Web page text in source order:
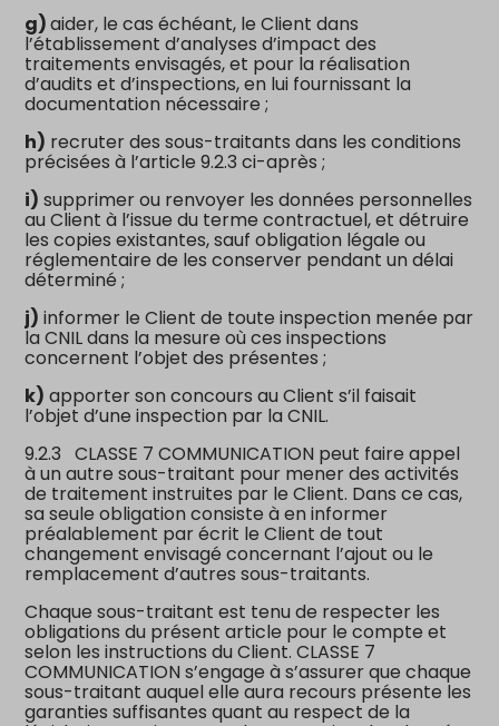
g)aider, le cas échéant, le Client dans
l’établissement d’analyses d’impact des
traitements envisagés, et pour la réalisation
d’audits et d’inspections, en lui fournissant la
documentation nécessaire ;
h) recruter des sous-traitants dans les conditions
précisées à l’article 9.2.3 ci-après ;
i) supprimer ou renvoyer les données personnelles
au Client à l’issue du terme contractuel, et détruire
les copies existantes, sauf obligation légale ou
réglementaire de les conserver pendant un délai
déterminé ;
j) informer le Client de toute inspection menée par
la CNIL dans la mesure où ces inspections
concernent l’objet des présentes ;
k) apporter son concours au Client s’il faisait
l’objet d’une inspection par la CNIL.
9.2.3 CLASSE 7 COMMUNICATION peut faire appel
à un autre sous-traitant pour mener des activités
de traitement instruites par le Client. Dans ce cas,
sa seule obligation consiste à en informer
préalablement par écrit le Client de tout
changement envisagé concernant l’ajout ou le
remplacement d’autres sous-traitants.
Chaque sous-traitant est tenu de respecter les
obligations du présent article pour le compte et
selon les instructions du Client. CLASSE 7
COMMUNICATION s’engage à s’assurer que chaque
sous-traitant auquel elle aura recours présente les
garanties suffisantes quant au respect de la